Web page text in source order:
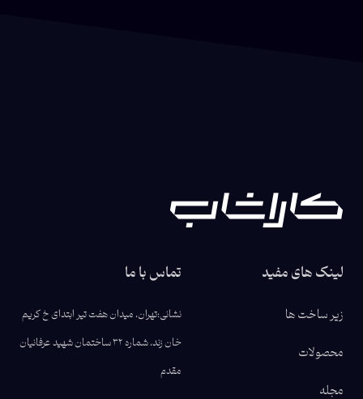
لینک های مفید
زیر ساخت ها
محصولات
مجله
تماس با ما
نشانی:تهران، میدان هفت تیر ابتدای خ کریم
خان زند، شماره ۳۲ ساختمان شهید عرفانیان
مقدم